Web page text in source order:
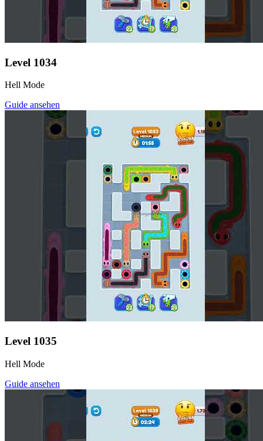
Level 1034
Hell Mode
Guide ansehen
Level 1035
Hell Mode
Guide ansehen